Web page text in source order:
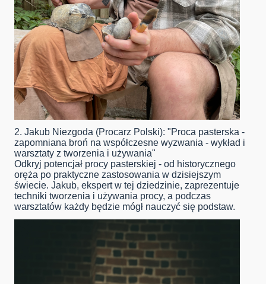
2. Jakub Niezgoda (Procarz Polski): "Proca pasterska -
zapomniana broń na współczesne wyzwania - wykład i
warsztaty z tworzenia i używania"
Odkryj potencjał procy pasterskiej - od historycznego
oręża po praktyczne zastosowania w dzisiejszym
świecie. Jakub, ekspert w tej dziedzinie, zaprezentuje
techniki tworzenia i używania procy, a podczas
warsztatów każdy będzie mógł nauczyć się podstaw.